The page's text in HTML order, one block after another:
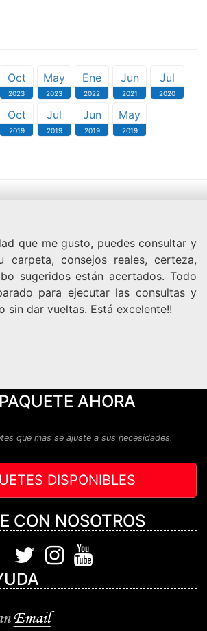
Oct
2023
May
2023
Ene
2022
Jun
2021
Jul
2020
Oct
2019
Jul
2019
Jun
2019
May
2019
que me gusto, puedes consultar y
consejos reales, certeza,
sugeridos están acertados. Todo
para ejecutar las consultas y
sin dar vueltas. Está excelente!!
AHORA
que mas se ajuste a sus necesidades.
DISPONIBLES
CON NOSOTROS